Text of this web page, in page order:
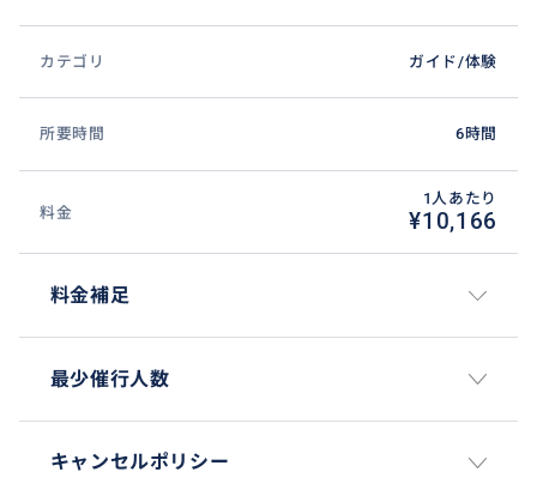
カテゴリ ガイド/体験
所要時間 6時間
料金
1人あたり
¥10,166
料金補足
最少催行人数
キャンセルポリシー